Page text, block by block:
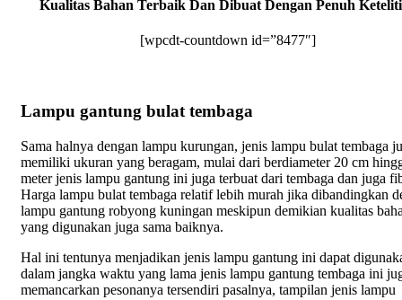
Kualitas Bahan Terbaik Dan Dibuat Dengan Penuh
[wpcdt-countdown id=”8477″]
Lampu gantung bulat tembaga
Sama halnya dengan lampu kurungan, jenis lampu bulat tembaga
memiliki ukuran yang beragam, mulai dari berdiameter 20 cm
meter jenis lampu gantung ini juga terbuat dari tembaga dan juga
Harga lampu bulat tembaga relatif lebih murah jika dibandingkan
lampu gantung robyong kuningan meskipun demikian kualitas
yang digunakan juga sama baiknya.
Hal ini tentunya menjadikan jenis lampu gantung ini dapat
dalam jangka waktu yang lama jenis lampu gantung tembaga ini
memancarkan pesonanya tersendiri pasalnya, tampilan jenis lampu